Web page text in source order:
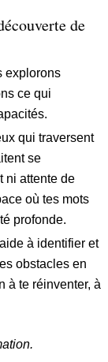
de
explorons
ce qui
qui traversent
se
ni attente de
où tes mots
profonde.
à identifier et
obstacles en
à te réinventer, à